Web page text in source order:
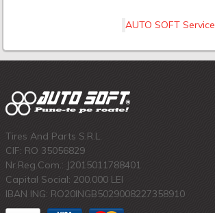
AUTO SOFT Service
Tires And Parts S.R.L.
CIF: RO 35056829
Nr.Reg.Com.: J2015011788401
Capital Social: 200.000 LEI
IBAN ING: RO20INGB5029008227358910